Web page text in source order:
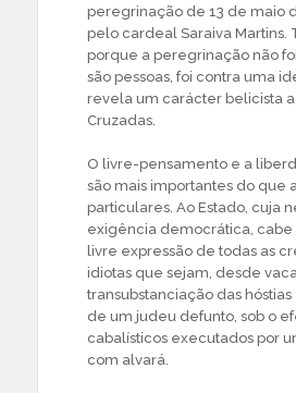
peregrinação de 13 de maio
pelo cardeal Saraiva Martins.
porque a peregrinação não
são pessoas, foi contra uma
revela um carácter belicista
Cruzadas.
O livre-pensamento e a
são mais importantes do que
particulares. Ao Estado, cuja
exigência democrática,
livre expressão de todas as
idiotas que sejam, desde
transubstanciação das
de um judeu defunto, sob o
cabalísticos executados por
com alvará.